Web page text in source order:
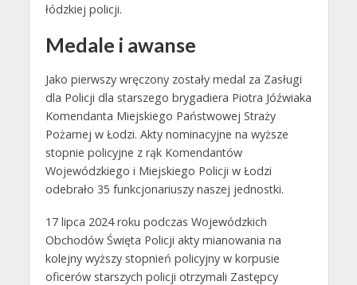
łódzkiej policji.
Medale i awanse
Jako pierwszy wręczony zostały medal za Zasługi
dla Policji dla starszego brygadiera Piotra Jóźwiaka
Komendanta Miejskiego Państwowej Straży
Pożarnej w Łodzi. Akty nominacyjne na wyższe
stopnie policyjne z rąk Komendantów
Wojewódzkiego i Miejskiego Policji w Łodzi
odebrało 35 funkcjonariuszy naszej jednostki.
17 lipca 2024 roku podczas Wojewódzkich
Obchodów Święta Policji akty mianowania na
kolejny wyższy stopnień policyjny w korpusie
oficerów starszych policji otrzymali Zastępcy